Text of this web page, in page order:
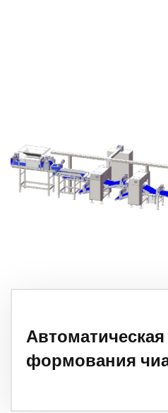
формования